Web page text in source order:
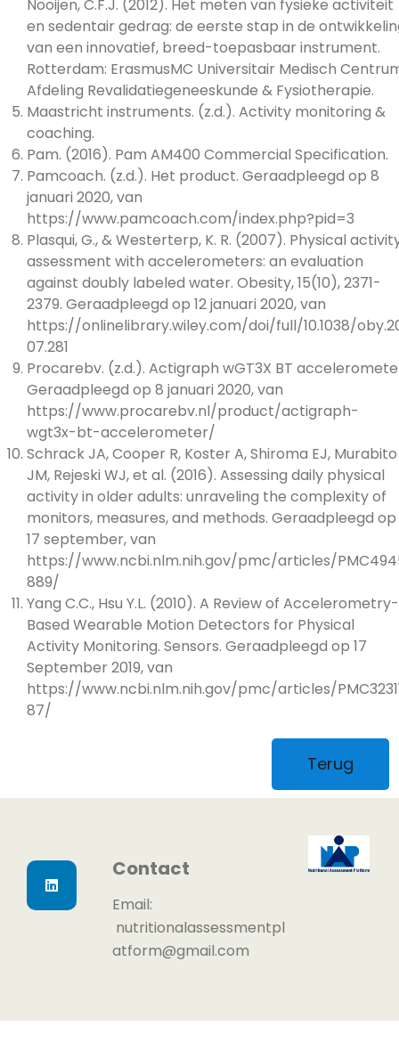
Nooijen, C.F.J. (2012). Het meten van fysieke activiteit
en sedentair gedrag: de eerste stap in de
van een innovatief, breed-toepasbaar instrument.
Rotterdam: ErasmusMC Universitair Medisch
Afdeling Revalidatiegeneeskunde & Fysiotherapie.
Maastricht instruments. (z.d.). Activity monitoring &
coaching.
Pam. (2016). Pam AM400 Commercial Specification.
Pamcoach. (z.d.). Het product. Geraadpleegd op 8
januari 2020, van
https://www.pamcoach.com/index.php?pid=3
Plasqui, G., & Westerterp, K. R. (2007). Physical
assessment with accelerometers: an evaluation
against doubly labeled water. Obesity, 15(10), 2371-
2379. Geraadpleegd op 12 januari 2020, van
https://onlinelibrary.wiley.com/doi/full/10.1038/
07.281
Procarebv. (z.d.). Actigraph wGT3X BT
Geraadpleegd op 8 januari 2020, van
https://www.procarebv.nl/product/actigraph-
wgt3x-bt-accelerometer/
Schrack JA, Cooper R, Koster A, Shiroma EJ, Murabito
JM, Rejeski WJ, et al. (2016). Assessing daily physical
activity in older adults: unraveling the complexity of
monitors, measures, and methods. Geraadpleegd op
17 september, van
https://www.ncbi.nlm.nih.gov/pmc/articles/
889/
Yang C.C., Hsu Y.L. (2010). A Review of Accelerometry-
Based Wearable Motion Detectors for Physical
Activity Monitoring. Sensors. Geraadpleegd op 17
September 2019, van
https://www.ncbi.nlm.nih.gov/pmc/articles/
87/
Terug
Contact
Email:
nutritionalassessmentpl
atform@gmail.com